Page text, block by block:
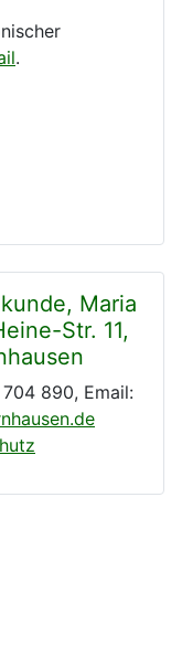
.
Maria
Str. 11,
890, Email: